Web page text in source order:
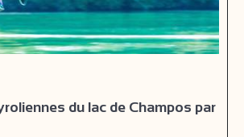
du lac de Champos par